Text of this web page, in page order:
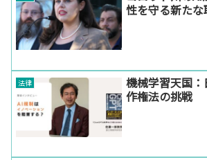
性を守る新た
法律
機械学習天国
作権法の挑戦